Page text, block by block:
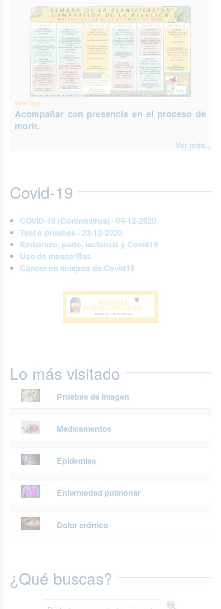
07/01/2026
Acompañar con presencia en el proceso de
morir.
Ver más...
Covid-19
COVID-19 (Coronavirus) - 04-12-2020
Test o pruebas - 23-12-2020
Embarazo, parto, lactancia y Covid19
Uso de mascarillas
Cáncer en tiempos de Covid19
Lo más visitado
Pruebas de imagen
Medicamentos
Epidemias
Enfermedad pulmonar
Dolor crónico
¿Qué buscas?